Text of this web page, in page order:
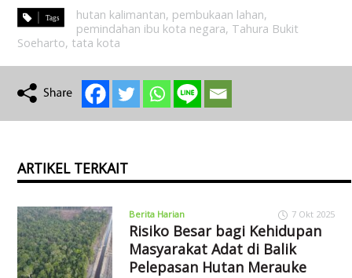
hutan kalimantan, pembukaan lahan,
pemindahan ibu kota negara, Tahura Bukit
Soeharto, tata kota
ARTIKEL TERKAIT
Berita Harian 7 Okt 2025
Risiko Besar bagi Kehidupan
Masyarakat Adat di Balik
Pelepasan Hutan Merauke